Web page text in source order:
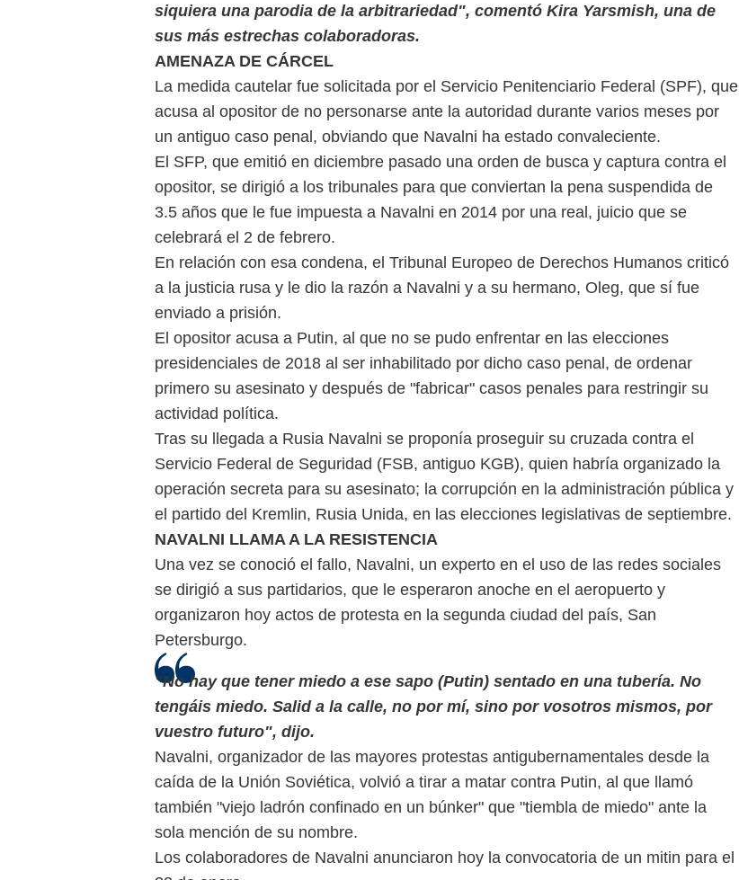
siquiera una parodia de la arbitrariedad", comentó Kira Yarsmish, una de
sus más estrechas colaboradoras.
AMENAZA DE CÁRCEL
La medida cautelar fue solicitada por el Servicio Penitenciario Federal (SPF), que
acusa al opositor de no personarse ante la autoridad durante varios meses por
un antiguo caso penal, obviando que Navalni ha estado convaleciente.
El SFP, que emitió en diciembre pasado una orden de busca y captura contra el
opositor, se dirigió a los tribunales para que conviertan la pena suspendida de
3.5 años que le fue impuesta a Navalni en 2014 por una real, juicio que se
celebrará el 2 de febrero.
En relación con esa condena, el Tribunal Europeo de Derechos Humanos criticó
a la justicia rusa y le dio la razón a Navalni y a su hermano, Oleg, que sí fue
enviado a prisión.
El opositor acusa a Putin, al que no se pudo enfrentar en las elecciones
presidenciales de 2018 al ser inhabilitado por dicho caso penal, de ordenar
primero su asesinato y después de "fabricar" casos penales para restringir su
actividad política.
Tras su llegada a Rusia Navalni se proponía proseguir su cruzada contra el
Servicio Federal de Seguridad (FSB, antiguo KGB), quien habría organizado la
operación secreta para su asesinato; la corrupción en la administración pública y
el partido del Kremlin, Rusia Unida, en las elecciones legislativas de septiembre.
NAVALNI LLAMA A LA RESISTENCIA
Una vez se conoció el fallo, Navalni, un experto en el uso de las redes sociales
se dirigió a sus partidarios, que le esperaron anoche en el aeropuerto y
organizaron hoy actos de protesta en la segunda ciudad del país, San
Petersburgo.
"No hay que tener miedo a ese sapo (Putin) sentado en una tubería. No
tengáis miedo. Salid a la calle, no por mí, sino por vosotros mismos, por
vuestro futuro", dijo.
Navalni, organizador de las mayores protestas antigubernamentales desde la
caída de la Unión Soviética, volvió a tirar a matar contra Putin, al que llamó
también "viejo ladrón confinado en un búnker" que "tiembla de miedo" ante la
sola mención de su nombre.
Los colaboradores de Navalni anunciaron hoy la convocatoria de un mitin para el